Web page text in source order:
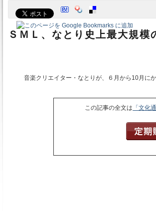
ＳＭＬ、なとり史上最大規
音楽クリエイター・なとりが、６月から10月
この記事の全文は 「文化